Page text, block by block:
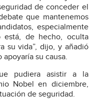
de conceder el
que mantenemos
especialmente
de hecho, oculta
su vida”, dijo, y añadió
su causa.
pudiera asistir a la
Nobel en diciembre,
de seguridad.